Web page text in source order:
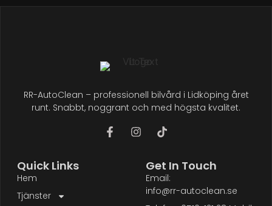
RR-AutoClean – professionell bilvård i Lidköping året
runt. Snabbt, noggrant och med högsta kvalitet.
Quick Links
Hem
Tjänster
Get In Touch
Email:
info@rr-autoclean.se